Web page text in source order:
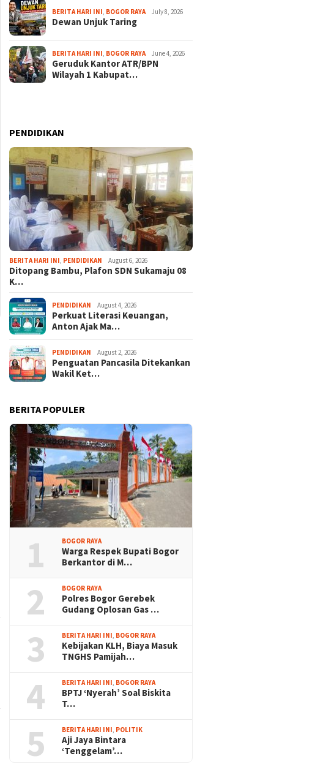
Jelang Mukab IX KADIN
Kabupaten Bogor, PHRI Bulat
Dukung Ridwan Rusliadi
Cibinong City Mall Hadirkan
“Kita Indonesia – Kreativitas
Anak Bangsa” Rayakan HUT
RI ke-81
BERITA HARI INI BOGOR RAYA July 8, 2026
Dewan Unjuk Taring
BERITA HARI INI BOGOR RAYA June 4, 2026
Geruduk Kantor ATR/BPN
Wilayah 1 Kabupat…
PENDIDIKAN
BERITA HARI INI PENDIDIKAN August 6, 2026
Ditopang Bambu, Plafon SDN Sukamaju 08
K…
PENDIDIKAN August 4, 2026
Perkuat Literasi Keuangan,
Anton Ajak Ma…
PENDIDIKAN August 2, 2026
Penguatan Pancasila Ditekankan
Wakil Ket…
BERITA POPULER
1 BOGOR RAYA
Warga Respek Bupati Bogor
Berkantor di M…
2 BOGOR RAYA
Polres Bogor Gerebek
Gudang Oplosan Gas …
3 BERITA HARI INI, BOGOR RAYA
Kebijakan KLH, Biaya Masuk
TNGHS Pamijah…
4 BERITA HARI INI, BOGOR RAYA
BPTJ ‘Nyerah’ Soal Biskita
T…
5 BERITA HARI INI, POLITIK
Aji Jaya Bintara
‘Tenggelam’…